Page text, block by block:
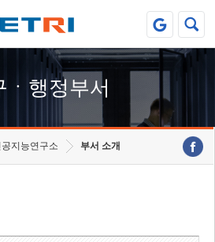
ㆍ행정부서
공지능연구소 부서 소개